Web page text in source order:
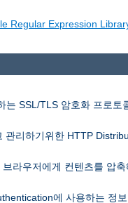
Regular Expression
SSL/TLS 암호화 프로토
리하기위한 HTTP
라우저에게 컨텐츠를 압
에 사용하는 정